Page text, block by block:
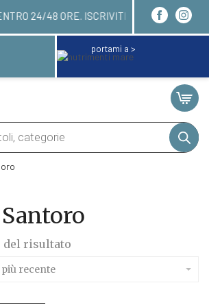
RICEVERAI ENTRO 24/48 ORE.
portami a >
del risultato
più recente